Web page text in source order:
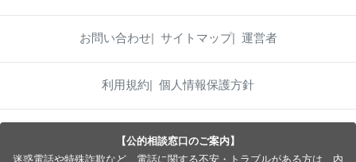
お問い合わせ サイトマップ 運営者
利用規約 個人情報保護方針
【公的相談窓口のご案内】
迷惑電話や特殊詐欺など、電話に関する不安・トラブルがある方は、内